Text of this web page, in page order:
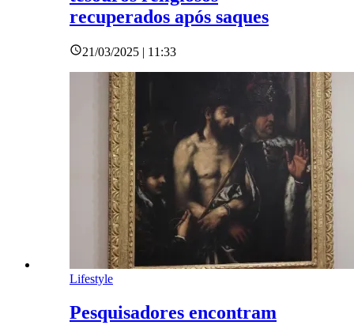
recuperados após saques
21/03/2025 | 11:33
Lifestyle
Pesquisadores encontram